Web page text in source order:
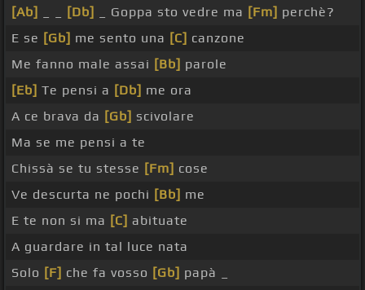
[Ab]
[Db] _ Goppa sto vedre ma [Fm] perchè?
E se [Gb] me sento una [C] canzone
Me fanno male assai [Bb] parole
[Eb] Te pensi a [Db] me ora
A ce brava da [Gb] scivolare
Ma se me pensi a te
Chissà se tu stesse [Fm] cose
Ve descurta ne pochi [Bb] me
E te non si ma [C] abituate
A guardare in tal luce nata
Solo [F] che fa vosso [Gb] papà _